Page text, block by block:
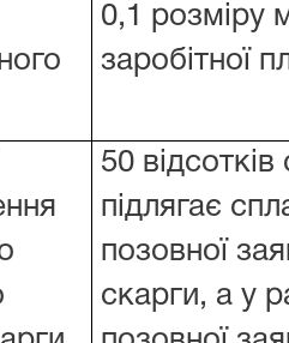
0,1 розміру
заробітної
50
підлягає
позовної
скарги, а у